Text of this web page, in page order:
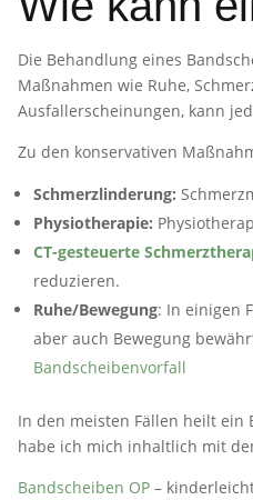
Die Behandlung eines
Maßnahmen wie Ruhe,
Ausfallerscheinungen, kann
Zu den konservativen
Schmerzlinderung:
Physiotherapie:
CT-gesteuerte
reduzieren.
Ruhe/Bewegung: In einigen
aber auch Bewegung
Bandscheibenvorfall
In den meisten Fällen heilt ein
habe ich mich inhaltlich mit
Bandscheiben OP –